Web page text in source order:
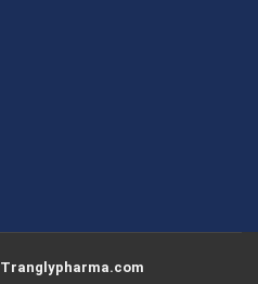
Tranglypharma.com